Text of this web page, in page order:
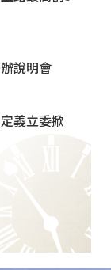
說明會
義立委掀